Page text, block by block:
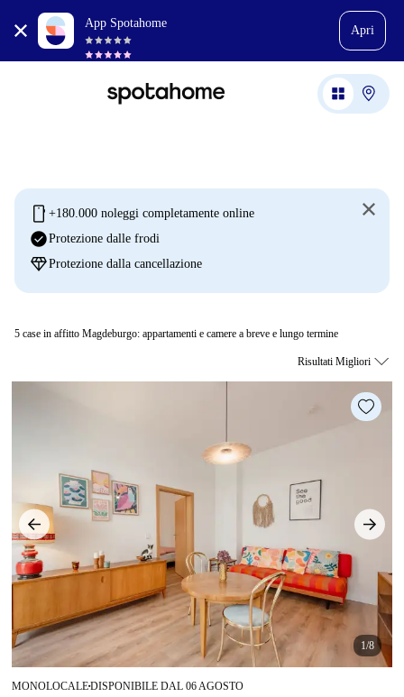
App Spotahome
Apri
mobile +180.000 noleggi completamente online
check_circleProtezione dalle frodi
diamondProtezione dalla cancellazione
5 case in affitto Magdeburgo: appartamenti e camere a breve e lungo termine
1/8
MONOLOCALE■DISPONIBILE DAL 06 AGOSTO